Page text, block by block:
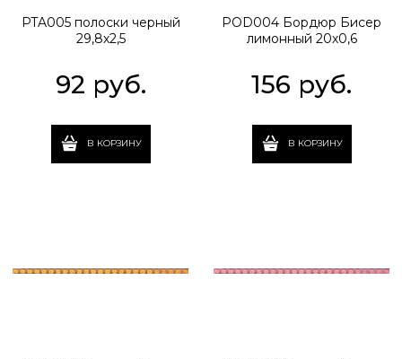
PTA005 полоски черный
29,8х2,5
92 руб.
В КОРЗИНУ
POD004 Бордюр Бисер
лимонный 20х0,6
156 руб.
В КОРЗИНУ